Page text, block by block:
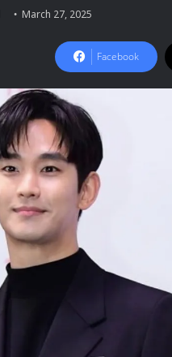
March 27, 2025
Facebook